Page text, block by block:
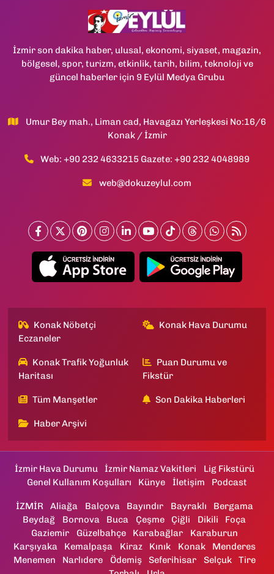
İzmir son dakika haber, ulusal, ekonomi, siyaset, magazin,
bölgesel, spor, turizm, etkinlik, tarih, bilim, teknoloji ve
güncel haberler için 9 Eylül Medya Grubu
Umur Bey mah., Liman cad, Havagazı Yerleşkesi No:16/6
Konak / İzmir
Web: +90 232 4633215 Gazete: +90 232 4048989
web@dokuzeylul.com
Konak Nöbetçi
Eczaneler
Konak Hava Durumu
Konak Trafik Yoğunluk
Haritası
Puan Durumu ve
Fikstür
Tüm Manşetler Son Dakika Haberleri
Haber Arşivi
İzmir Hava Durumu İzmir Namaz Vakitleri
Lig Fikstürü
Genel Kullanım Koşulları
Künye İletişim Podcast
İZMİR Aliağa Balçova Bayındır Bayraklı
Bergama
Beydağ
Bornova Buca Çeşme Çiğli Dikili
Foça
Gaziemir
Güzelbahçe Karabağlar
Karaburun
Karşıyaka
Kemalpaşa Kiraz Kınık Konak
Menderes
Menemen
Narlıdere Ödemiş Seferihisar Selçuk
Tire